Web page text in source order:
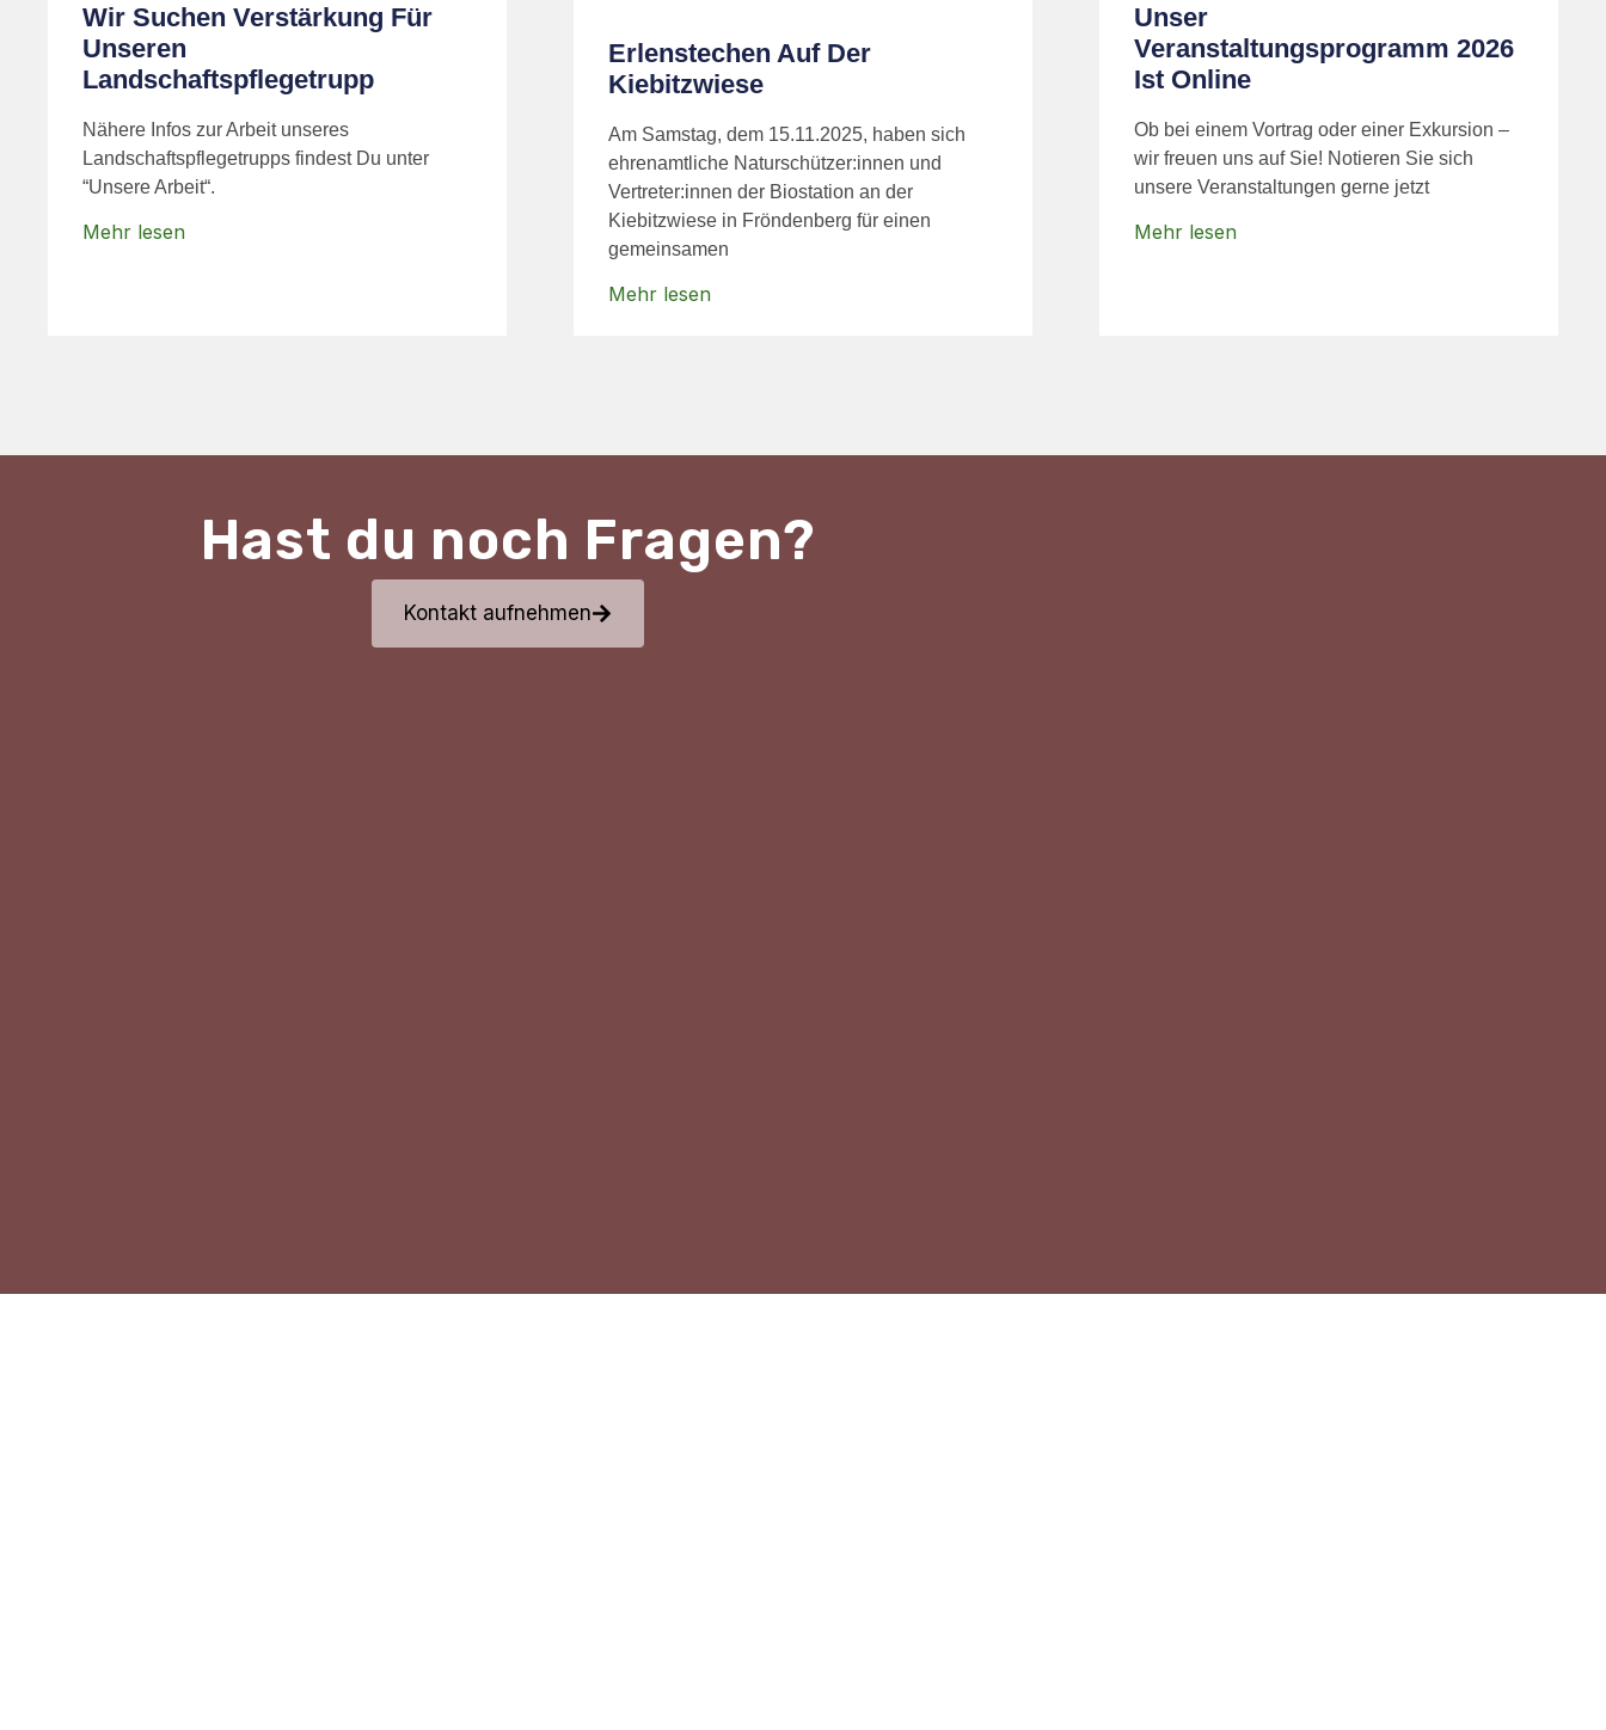
Wir Suchen Verstärkung Für
Unseren
Landschaftspflegetrupp
Nähere Infos zur Arbeit unseres
Landschaftspflegetrupps findest Du unter
“Unsere Arbeit“.
Mehr lesen
Erlenstechen Auf Der
Kiebitzwiese
Am Samstag, dem 15.11.2025, haben sich
ehrenamtliche Naturschützer:innen und
Vertreter:innen der Biostation an der
Kiebitzwiese in Fröndenberg für einen
gemeinsamen
Mehr lesen
Unser
Veranstaltungsprogramm 2026
Ist Online
Ob bei einem Vortrag oder einer Exkursion –
wir freuen uns auf Sie! Notieren Sie sich
unsere Veranstaltungen gerne jetzt
Mehr lesen
Hast du noch Fragen?
Kontakt aufnehmen